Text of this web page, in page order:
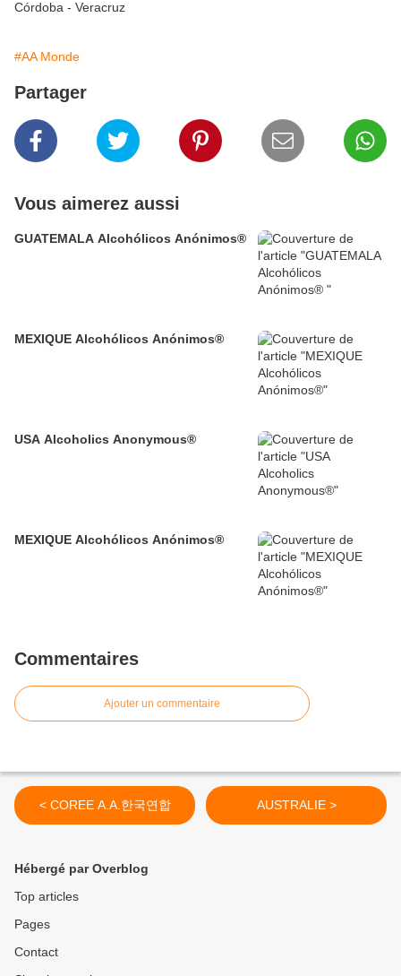
Córdoba - Veracruz
#AA Monde
Partager
Vous aimerez aussi
GUATEMALA Alcohólicos Anónimos®
MEXIQUE Alcohólicos Anónimos®
USA Alcoholics Anonymous®
MEXIQUE Alcohólicos Anónimos®
Commentaires
Ajouter un commentaire
< COREE A.A.한국연합 AUSTRALIE >
Hébergé par Overblog
Top articles
Pages
Contact